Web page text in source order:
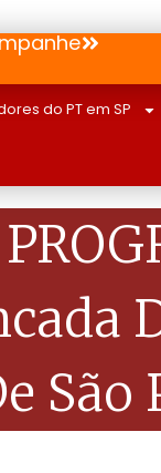
do PT em SP
São